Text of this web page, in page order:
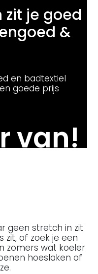
zit je goed
&
en badtextiel
goede prijs
van!
geen stretch in zit
zit, of zoek je een
zomers wat koeler
hoeslaken of